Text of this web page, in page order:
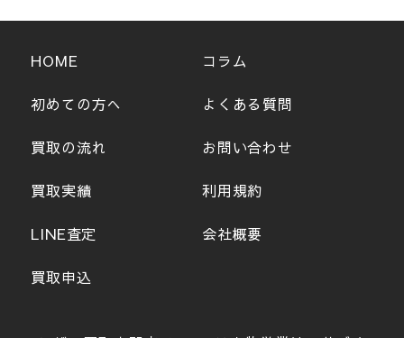
HOME
初めての方へ
買取の流れ
買取実績
LINE査定
買取申込
コラム
よくある質問
お問い合わせ
利用規約
会社概要